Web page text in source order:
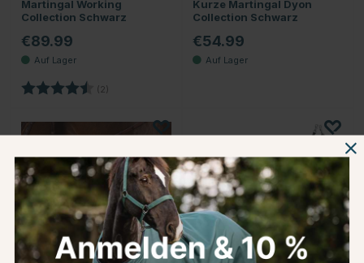
Martingal Working
Collection Schwarz
€89.99
Bewertung: (2)
Kurze Martingal Dyon
Collection Schwarz
€54.99